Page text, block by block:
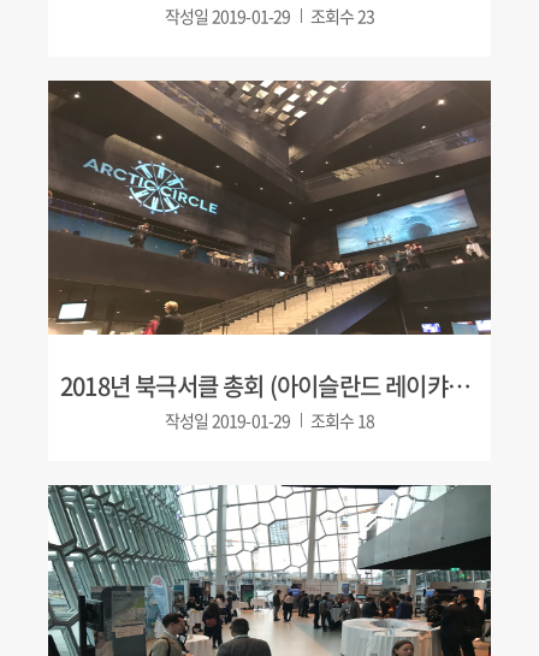
작성일 2019-01-29 조회수23
2018년 북극서클 총회 (아이슬란드 레이캬비크)
작성일 2019-01-29 조회수 18